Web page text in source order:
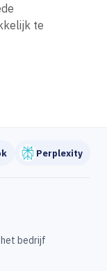
te
Perplexity
bedrijf